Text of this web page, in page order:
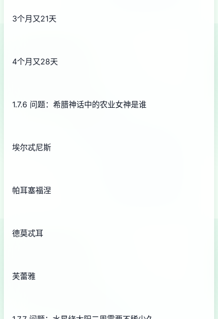
3个月又21天
4个月又28天
1.7.6 问题：希腊神话中的农业女神是谁
埃尔忒尼斯
帕耳塞福涅
德莫忒耳
芙蕾雅